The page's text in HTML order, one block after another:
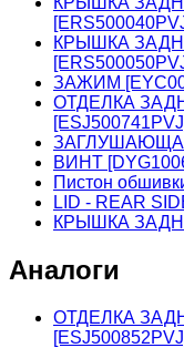
КРЫШКА
ЗАЖИМ
ОТДЕЛКА
ВИНТ
Пистон
LID - REAR
КРЫШКА
Аналоги
ОТДЕЛКА